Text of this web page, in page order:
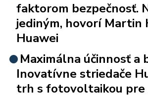
faktorom bezpečnosť.
jediným, hovorí Martin
Huawei
Maximálna účinnosť a
Inovatívne striedače
trh s fotovoltaikou pre